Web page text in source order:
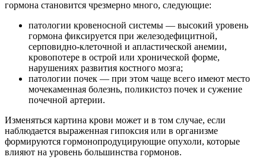
гормона становится чрезмерно много, следующие:
патологии кровеносной системы — высокий уровень
гормона фиксируется при железодефицитной,
серповидно-клеточной и апластической анемии,
кровопотере в острой или хронической форме,
нарушениях развития костного мозга;
патологии почек — при этом чаще всего имеют место
мочекаменная болезнь, поликистоз почек и сужение
почечной артерии.
Изменяться картина крови может и в том случае, если
наблюдается выраженная гипоксия или в организме
формируются гормонопродуцирующие опухоли, которые
влияют на уровень большинства гормонов.